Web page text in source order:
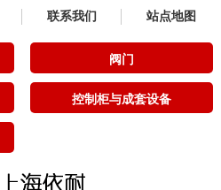
联系我们 站点地图
阀门
控制柜与成套设备